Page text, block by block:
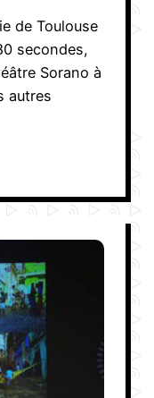
de Toulouse
secondes,
Sorano à
autres